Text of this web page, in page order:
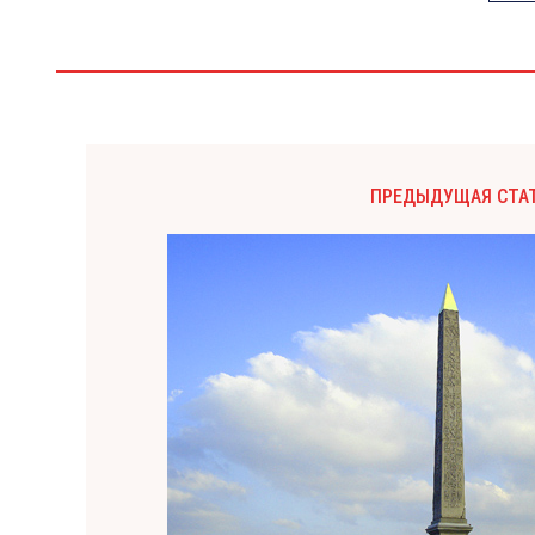
ПРЕДЫДУЩАЯ